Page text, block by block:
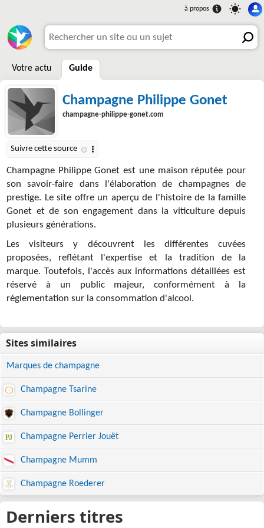
Votre actu Guide
Champagne Philippe Gonet
champagne-philippe-gonet.com
Champagne Philippe Gonet est une maison réputée pour
son savoir-faire dans l'élaboration de champagnes de
prestige. Le site offre un aperçu de l'histoire de la famille
Gonet et de son engagement dans la viticulture depuis
plusieurs générations.
Les visiteurs y découvrent les différentes cuvées
proposées, reflétant l'expertise et la tradition de la
marque. Toutefois, l'accès aux informations détaillées est
réservé à un public majeur, conformément à la
réglementation sur la consommation d'alcool.
Marques de champagne
Champagne Tsarine
Champagne Bollinger
Champagne Perrier Jouët
Champagne Mumm
Champagne Roederer